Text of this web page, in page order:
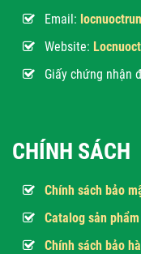
Email:
Website:
Giấy chứng nhận
CHÍNH SÁCH
Chính sách bảo
Catalog sản
Chính sách bảo